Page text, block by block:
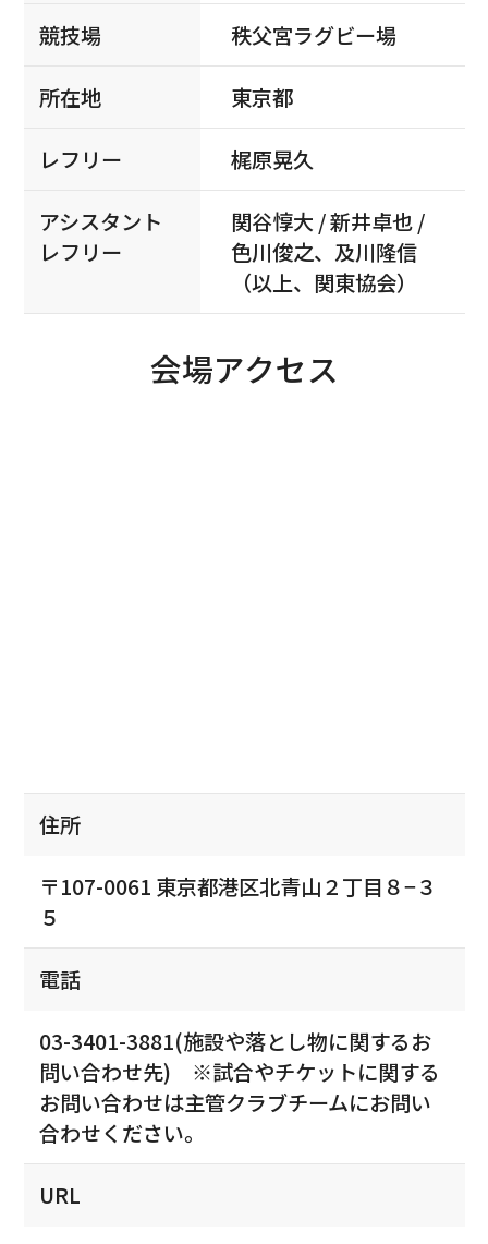
競技場 秩父宮ラグビー場
所在地 東京都
レフリー 梶原晃久
アシスタント
レフリー
関谷惇大 / 新井卓也 /
色川俊之、及川隆信
（以上、関東協会）
会場アクセス
住所
〒107-0061 東京都港区北青山２丁目８−３
５
電話
03-3401-3881(施設や落とし物に関するお
問い合わせ先) ※試合やチケットに関する
お問い合わせは主管クラブチームにお問い
合わせください。
URL